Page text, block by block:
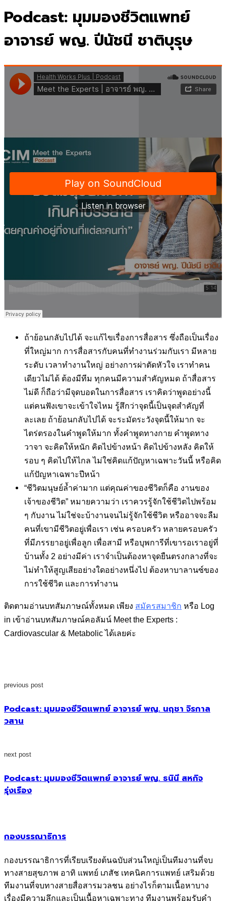
Podcast: มุมมองชีวิตแพทย์
อาจารย์ พญ. ปีนัชนี ชาติบุรุษ
ถ้าย้อนกลับไปได้ จะแก้ไขเรื่องการสื่อสาร ซึ่งถือเป็นเรื่อง
ที่ใหญ่มาก การสื่อสารกับคนที่ทำงานร่วมกับเรา มีหลาย
ระดับ เวลาทำงานใหญ่ อย่างการผ่าตัดหัวใจ เราทำคน
เดียวไม่ได้ ต้องมีทีม ทุกคนมีความสำคัญหมด ถ้าสื่อสาร
ไม่ดี ก็ถือว่ามีจุดบอดในการสื่อสาร เราคิดว่าพูดอย่างนี้
แต่คนฟังเขาจะเข้าใจไหม รู้สึกว่าจุดนี้เป็นจุดสำคัญที่
ละเลย ถ้าย้อนกลับไปได้ จะระมัดระวังจุดนี้ให้มาก จะ
ไตร่ตรองในคำพูดให้มาก ทั้งคำพูดทางกาย คำพูดทาง
วาจา จะคิดให้หนัก คิดไปข้างหน้า คิดไปข้างหลัง คิดให้
รอบ ๆ คิดไปให้ไกล ไม่ใช่คิดแก้ปัญหาเฉพาะวันนี้ หรือคิด
แก้ปัญหาเฉพาะปีหน้า
“ชีวิตมนุษย์ล้ำค่ามาก แต่คุณค่าของชีวิตก็คือ งานของ
เจ้าของชีวิต” หมายความว่า เราควรรู้จักใช้ชีวิตไปพร้อม
ๆ กับงาน ไม่ใช่จะบ้างานจนไม่รู้จักใช้ชีวิต หรืออาจจะลืม
คนที่เขามีชีวิตอยู่เพื่อเรา เช่น ครอบครัว หลายครอบครัว
ที่มีภรรยาอยู่เพื่อลูก เพื่อสามี หรือบุพการีที่เขารอเราอยู่ที่
บ้านทั้ง 2 อย่างมีค่า เราจำเป็นต้องหาจุดยืนตรงกลางที่จะ
ไม่ทำให้สูญเสียอย่างใดอย่างหนึ่งไป ต้องหาบาลานซ์ของ
การใช้ชีวิต และการทำงาน
ติดตามอ่านบทสัมภาษณ์ทั้งหมด เพียง สมัครสมาชิก หรือ Log
in เข้าอ่านบทสัมภาษณ์คอลัมน์ Meet the Experts :
Cardiovascular & Metabolic ได้เลยค่ะ
previous post
Podcast: มุมมองชีวิตแพทย์ อาจารย์ พญ. นฤชา จิรกาล
วสาน
next post
Podcast: มุมมองชีวิตแพทย์ อาจารย์ พญ. ธนินี สหกิจ
รุ่งเรือง
กองบรรณาธิการ
กองบรรณาธิการที่เรียบเรียงต้นฉบับส่วนใหญ่เป็นทีมงานที่จบ
ทางสายสุขภาพ อาทิ แพทย์ เภสัช เทคนิคการแพทย์ เสริมด้วย
ทีมงานที่จบทางสายสื่อสารมวลชน อย่างไรก็ตามเนื้อหาบาง
เรื่องมีความลึกและเป็นเนื้อหาเฉพาะทาง ทีมงานพร้อมรับคำ